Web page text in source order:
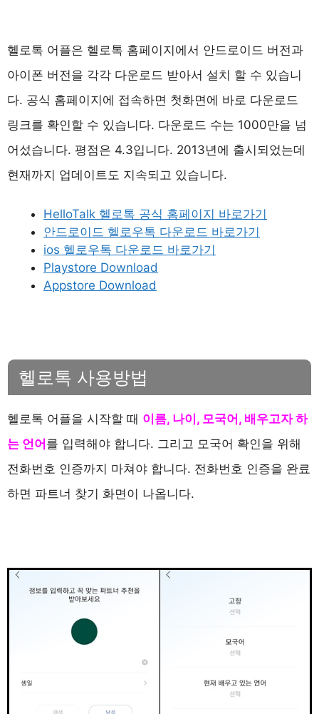
헬로톡 어플은 헬로톡 홈페이지에서 안드로이드 버전과
아이폰 버전을 각각 다운로드 받아서 설치 할 수 있습니
다. 공식 홈페이지에 접속하면 첫화면에 바로 다운로드
링크를 확인할 수 있습니다. 다운로드 수는 1000만을 넘
어섰습니다. 평점은 4.3입니다. 2013년에 출시되었는데
현재까지 업데이트도 지속되고 있습니다.
HelloTalk 헬로톡 공식 홈페이지 바로가기
안드로이드 헬로우톡 다운로드 바로가기
ios 헬로우톡 다운로드 바로가기
Playstore Download
Appstore Download
헬로톡 사용방법
헬로톡 어플을 시작할 때 이름, 나이, 모국어, 배우고자 하
는 언어를 입력해야 합니다. 그리고 모국어 확인을 위해
전화번호 인증까지 마쳐야 합니다. 전화번호 인증을 완료
하면 파트너 찾기 화면이 나옵니다.